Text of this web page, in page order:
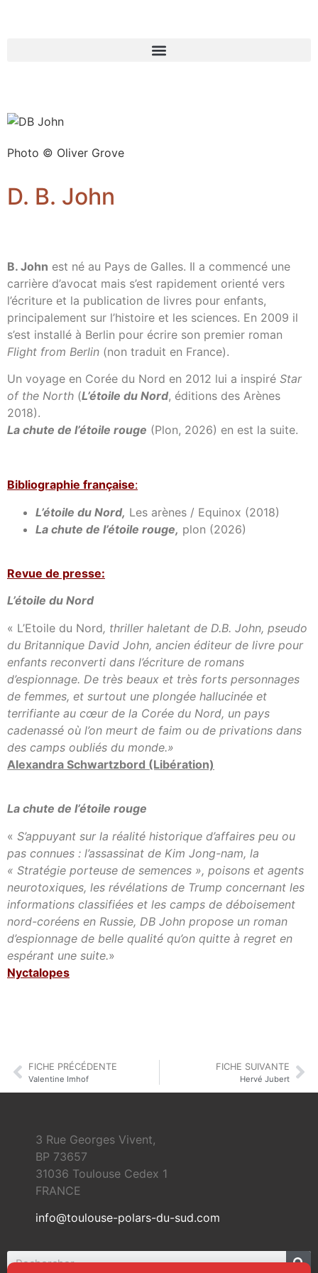
Photo © Oliver Grove
D. B. John
B. John est né au Pays de Galles. Il a commencé une
carrière d’avocat mais s’est rapidement orienté vers
l’écriture et la publication de livres pour enfants,
principalement sur l’histoire et les sciences. En 2009 il
s’est installé à Berlin pour écrire son premier roman
Flight from Berlin (non traduit en France).
Un voyage en Corée du Nord en 2012 lui a inspiré Star
of the North (L’étoile du Nord, éditions des Arènes
2018).
La chute de l’étoile rouge (Plon, 2026) en est la suite.
Bibliographie française:
L’étoile du Nord, Les arènes / Equinox (2018)
La chute de l’étoile rouge, plon (2026)
Revue de presse:
L’étoile du Nord
« L’Etoile du Nord, thriller haletant de D.B. John, pseudo
du Britannique David John, ancien éditeur de livre pour
enfants reconverti dans l’écriture de romans
d’espionnage. De très beaux et très forts personnages
de femmes, et surtout une plongée hallucinée et
terrifiante au cœur de la Corée du Nord, un pays
cadenassé où l’on meurt de faim ou de privations dans
des camps oubliés du monde.»
Alexandra Schwartzbord (Libération)
La chute de l’étoile rouge
« S’appuyant sur la réalité historique d’affaires peu ou
pas connues : l’assassinat de Kim Jong-nam, la
« Stratégie porteuse de semences », poisons et agents
neurotoxiques, les révélations de Trump concernant les
informations classifiées et les camps de déboisement
nord-coréens en Russie, DB John propose un roman
d’espionnage de belle qualité qu’on quitte à regret en
espérant une suite.»
Nyctalopes
FICHE PRÉCÉDENTE
Valentine Imhof
FICHE SUIVANTE
Hervé Jubert
3 Rue Georges Vivent,
BP 73657
31036 Toulouse Cedex 1
FRANCE
info@toulouse-polars-du-sud.com